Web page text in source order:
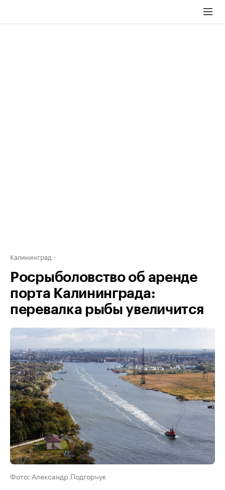
Калининград
Росрыболовство об аренде
порта Калининграда:
перевалка рыбы увеличится
Фото: Александр Подгорчук